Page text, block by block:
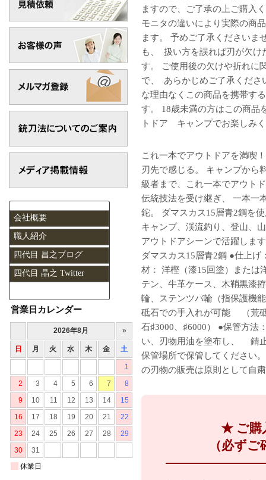
ますので、ご了承の上ご購入
モニタの違いにより実際の商
ます。 予めご了承くださいま
も、 扱い方を誤れば刃が欠け
す。 ご使用後の欠けや折れに
で、 あらかじめご了承くださ
な理由なくこの商品を携帯す
す。 18歳未満の方はこの商品
トドア キャンプでお楽しみ
これ一本でアウトドアを満喫
刃先で感じる。 キャンプから
級者まで、これ一本でアウト
伝統技法を受け継ぎ、 一本一
鉈。 ダマスカス15層青2鋼を
キャンプ、渓流釣り、登山、
アウトドアシーンで活躍しま
ダマスカス15層青2鋼 ●仕上
材： 洋樫（漆15回塗）または
テン、牛革ケース、木鞘黒漆
輪、ステンツバ輪（指保護機
砥石での手入れが可能 （荒
石♯3000、♯6000） ●保管方法
い、刃物用油を塗布し、 錆
保管場所で保管してください
の刃物の販売は原則として自
★ ご購
（必ず
会社概要
職人紹介
四代目 昌之ブログ
四代目 晶之 Twitter
営業日カレンダー